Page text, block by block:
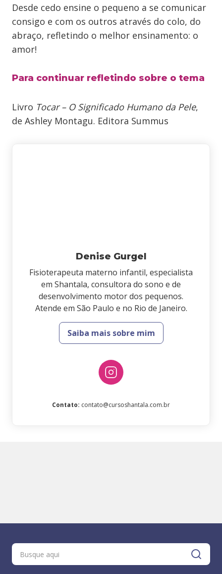
Desde cedo ensine o pequeno a se comunicar
consigo e com os outros através do colo, do
abraço, refletindo o melhor ensinamento: o
amor!
Para continuar refletindo sobre o tema
Livro Tocar – O Significado Humano da Pele,
de Ashley Montagu. Editora Summus
Denise Gurgel
Fisioterapeuta materno infantil, especialista
em Shantala, consultora do sono e de
desenvolvimento motor dos pequenos.
Atende em São Paulo e no Rio de Janeiro.
Saiba mais sobre mim
Contato: contato@cursoshantala.com.br